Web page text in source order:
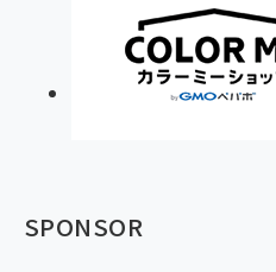
SPONSOR